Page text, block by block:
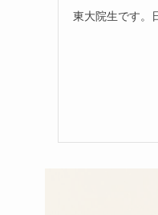
東大院生です。